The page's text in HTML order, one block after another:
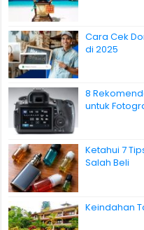
Cara Cek
di 2025
8
untuk
Ketahui 7
Salah Beli
Keindahan